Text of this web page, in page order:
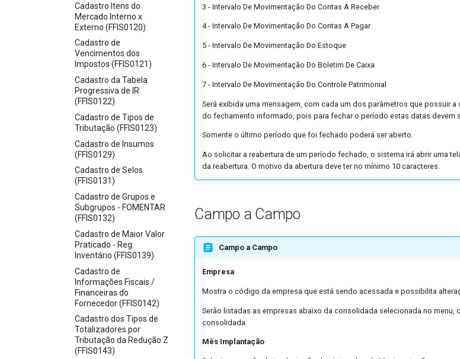
Cadastro Itens do
Mercado Interno x
Externo (FFIS0120)
Cadastro de
Vencimentos dos
Impostos (FFIS0121)
Cadastro da Tabela
Progressiva de IR
(FFIS0122)
Cadastro de Tipos de
Tributação (FFIS0123)
Cadastro de Insumos
(FFIS0129)
Cadastro de Selos
(FFIS0131)
Cadastro de Grupos e
Subgrupos - FOMENTAR
(FFIS0132)
Cadastro de Maior Valor
Praticado - Reg.
Inventário (FFIS0139)
Cadastro de
Informações Fiscais /
Financeiras do
Fornecedor (FFIS0142)
Cadastro dos Tipos de
Totalizadores por
Tributação da Redução Z
(FFIS0143)
3 - Intervalo De Movimentação Do Contas A Receber
4 - Intervalo De Movimentação Do Contas A Pagar
5 - Intervalo De Movimentação Do Estoque
6 - Intervalo De Movimentação Do Boletim De Caixa
7 - Intervalo De Movimentação Do Controle Patrimonial
Será exibida uma mensagem, com cada um dos parâmetros que possuir
do fechamento informado, pois para fechar o período estas datas devem
Somente o último período que foi fechado poderá ser aberto.
Ao solicitar a reabertura de um período fechado, o sistema irá abrir uma
da reabertura. O motivo da abertura deve ter no mínimo 10 caracteres.
Campo a Campo
Campo a Campo
Empresa
Mostra o código da empresa que está sendo acessada e possibilita
Serão listadas as empresas abaixo da consolidada selecionada no menu,
consolidada.
Mês Implantação